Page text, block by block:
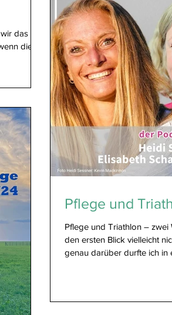
das
dieser
Pflege und
Pflege und Triathlon – zwei
den ersten Blick vielleicht
genau darüber durfte ich in